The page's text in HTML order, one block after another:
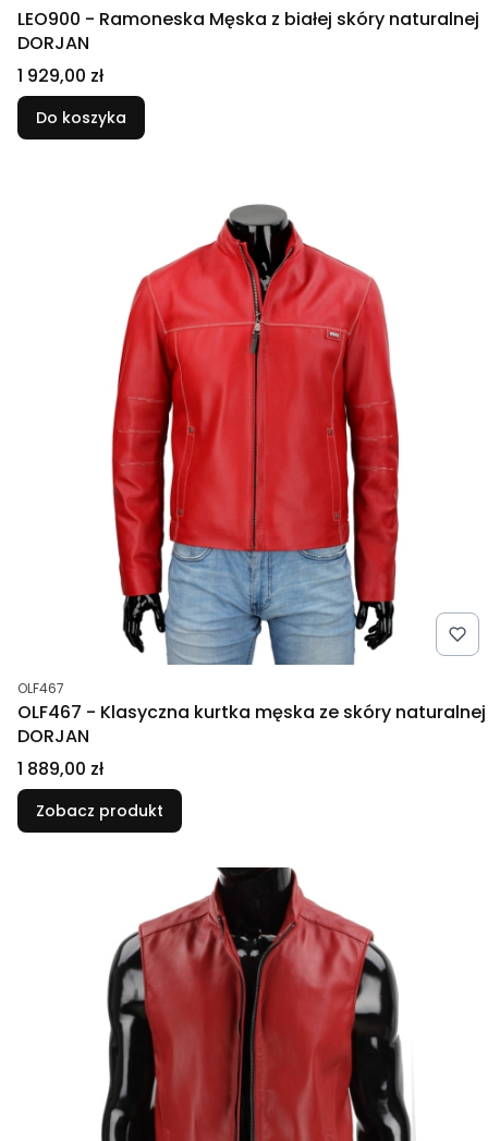
LEO900 - Ramoneska Męska z białej skóry naturalnej
DORJAN
Cena
1 929,00 zł
Do koszyka
Kod produktu
OLF467
OLF467 - Klasyczna kurtka męska ze skóry naturalnej
DORJAN
Cena
1 889,00 zł
Zobacz produkt